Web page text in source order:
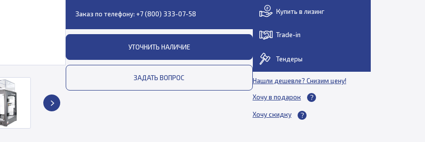
Заказ по телефону: +7 (800) 333-07-58
УТОЧНИТЬ НАЛИЧИЕ
ЗАДАТЬ ВОПРОС
Купить в лизинг
Trade-in
Тендеры
Нашли дешевле? Снизим цену!
Хочу в подарок
Хочу скидку